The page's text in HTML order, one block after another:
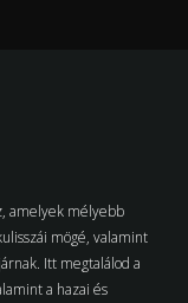
amelyek mélyebb
mögé, valamint
Itt megtalálod a
a hazai és